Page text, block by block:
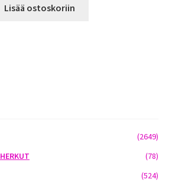
Lisää ostoskoriin
(2649)
(78)
(524)